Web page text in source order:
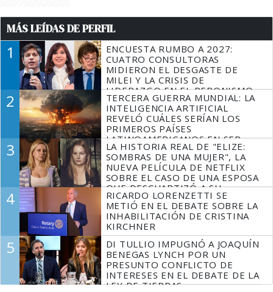
MÁS LEÍDAS DE PERFIL
1
ENCUESTA RUMBO A 2027:
CUATRO CONSULTORAS
MIDIERON EL DESGASTE DE
MILEI Y LA CRISIS DE
LIDERAZGO EN EL PERONISMO
2
TERCERA GUERRA MUNDIAL: LA
INTELIGENCIA ARTIFICIAL
REVELÓ CUÁLES SERÍAN LOS
PRIMEROS PAÍSES
LATINOAMERICANOS EN SER
DERROTADOS
3
LA HISTORIA REAL DE "ELIZE:
SOMBRAS DE UNA MUJER", LA
NUEVA PELÍCULA DE NETFLIX
SOBRE EL CASO DE UNA ESPOSA
QUE DESCUARTIZÓ A SU
MARIDO
4
RICARDO LORENZETTI SE
METIÓ EN EL DEBATE SOBRE LA
INHABILITACIÓN DE CRISTINA
KIRCHNER
5
DI TULLIO IMPUGNÓ A JOAQUÍN
BENEGAS LYNCH POR UN
PRESUNTO CONFLICTO DE
INTERESES EN EL DEBATE DE LA
LEY DE TIERRAS